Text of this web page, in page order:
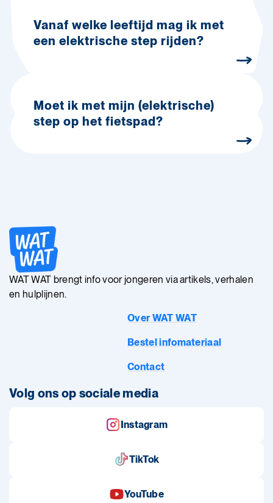
Vanaf welke leeftijd mag ik met
een elektrische step rijden?
Moet ik met mijn (elektrische)
step op het fietspad?
WAT WAT brengt info voor jongeren via artikels, verhalen
en hulplijnen.
Over WAT WAT
Bestel infomateriaal
Contact
Volg ons op sociale media
Instagram
TikTok
YouTube